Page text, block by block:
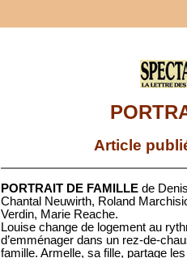
Article
PORTRAIT DE FAMILLE de
Chantal Neuwirth, Roland
Verdin, Marie Reache.
Louise change de logement au
d’emménager dans un rez-de-
famille. Armelle, sa fille, partage